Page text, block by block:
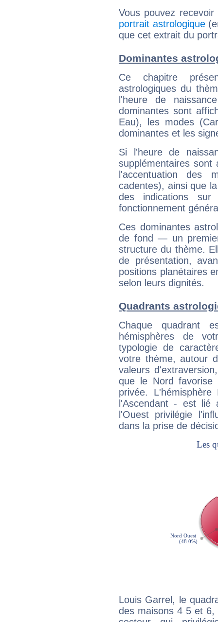
Vous pouvez
portrait astrologique
que cet extrait du
Dominantes
Ce chapitre
astrologiques du
l'heure de
dominantes sont
Eau), les modes
dominantes et les
Si l'heure de
supplémentaires sont
l'accentuation des
cadentes), ainsi que
des indications sur
fonctionnement
Ces dominantes
de fond — un
structure du thème.
de présentation,
positions planétaires
selon leurs dignités.
Quadrants
Chaque quadrant
hémisphères de
typologie de
votre thème, autour
valeurs
que le Nord favorise
privée.
l'Ascendant - est
l'Ouest privilégie
dans la prise de
Louis Garrel, le
des maisons 4 5 et